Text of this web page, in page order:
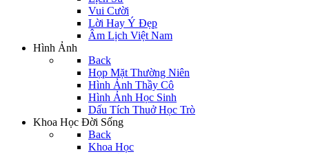
Vui Cười
Lời Hay Ý Đẹp
Âm Lịch Việt Nam
Hình Ảnh
Back
Họp Mặt Thường Niên
Hình Ảnh Thầy Cô
Hình Ảnh Học Sinh
Dấu Tích Thuở Học Trò
Khoa Học Đời Sống
Back
Khoa Học